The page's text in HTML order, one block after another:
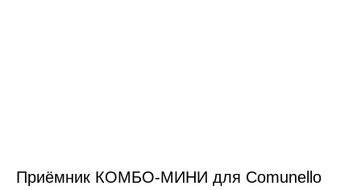
Приёмник КОМБО-МИНИ для Comunello